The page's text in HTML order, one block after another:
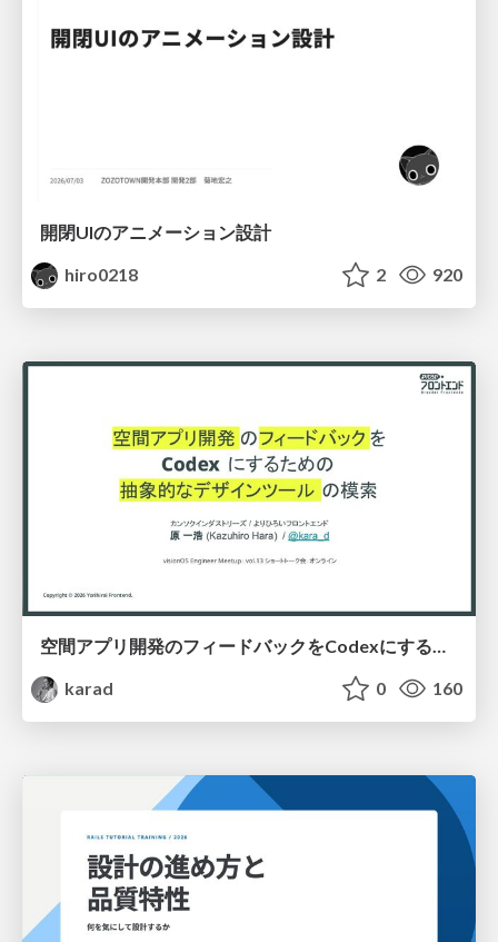
開閉UIのアニメーション設計
hiro0218
2 920
空間アプリ開発のフィードバックをCodexにするための抽象的なデザインツールの模索
karad
0 160